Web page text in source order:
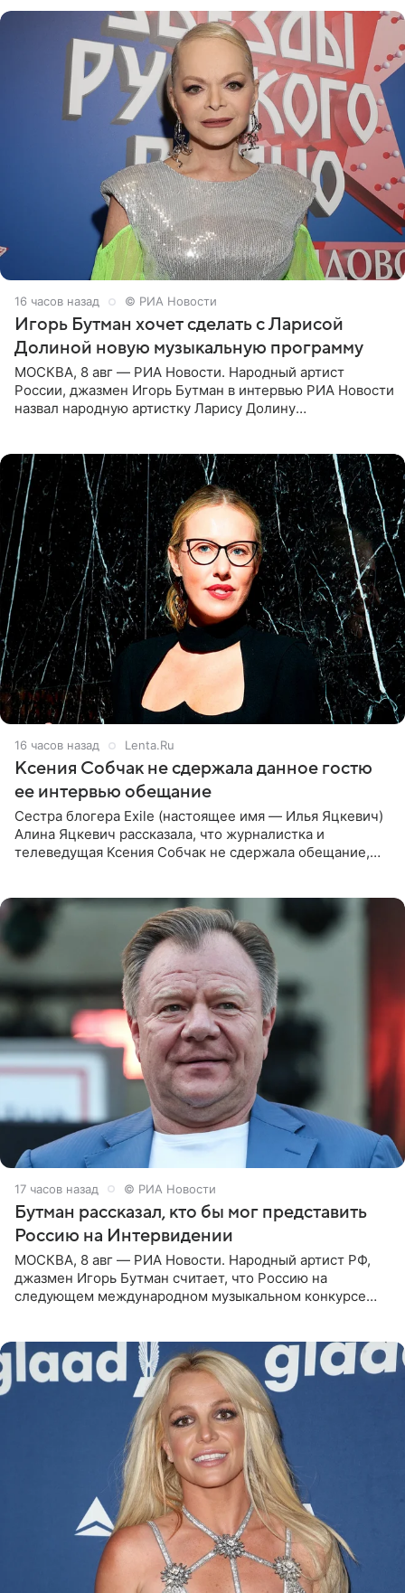
16 часов назад © РИА Новости
Игорь Бутман хочет сделать с Ларисой
Долиной новую музыкальную программу
МОСКВА, 8 авг — РИА Новости. Народный артист
России, джазмен Игорь Бутман в интервью РИА Новости
назвал народную артистку Ларису Долину
16 часов назад Lenta.Ru
Ксения Собчак не сдержала данное гостю
ее интервью обещание
Сестра блогера Exile (настоящее имя — Илья Яцкевич)
Алина Яцкевич рассказала, что журналистка и
телеведущая Ксения Собчак не сдержала обещание,
17 часов назад © РИА Новости
Бутман рассказал, кто бы мог представить
Россию на Интервидении
МОСКВА, 8 авг — РИА Новости. Народный артист РФ,
джазмен Игорь Бутман считает, что Россию на
следующем международном музыкальном конкурсе